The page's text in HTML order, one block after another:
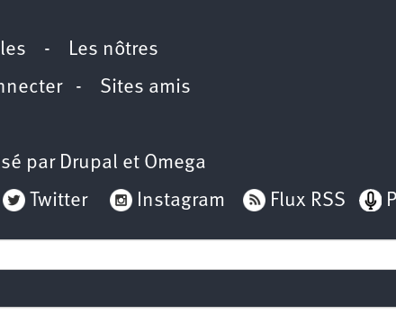
- Les nôtres
- Sites amis
par Drupal et Omega
Twitter Instagram Flux RSS